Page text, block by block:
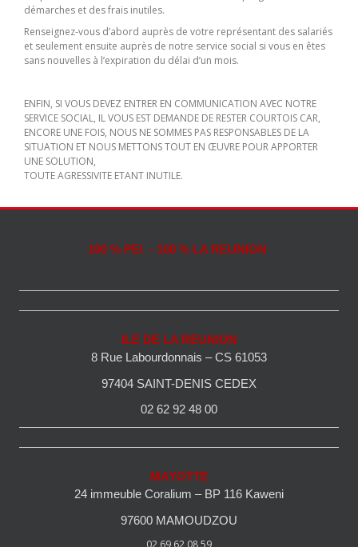
démarches et des frais inutiles.
Renseignez-vous d’abord auprès de votre représentant des salariés
et seulement ensuite auprès de notre service social si vous en êtes
sans nouvelles à l’expiration du délai d’un mois.
ENFIN, SI VOUS DEVEZ ENTRER EN COMMUNICATION AVEC NOTRE
SERVICE SOCIAL, IL VOUS EST DEMANDE DE RESTER COURTOIS CAR,
ENCORE UNE FOIS, NOUS NE SOMMES PAS RESPONSABLES DE LA
SITUATION ET NOUS METTONS TOUT EN ŒUVRE POUR APPORTER
UNE SOLUTION,
TOUTE AGRESSIVITE ETANT INUTILE.
100 % PEI - 100 % LA REUNION
ILE DE LA REUNION
8 Rue Labourdonnais – CS 61053
97404 SAINT-DENIS CEDEX
02 62 92 48 00
MAYOTTE
24 immeuble Coralium – BP 116 Kaweni
97600 MAMOUDZOU
02 69 62 08 59